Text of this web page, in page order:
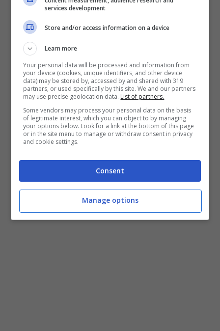
Autostrade per l’Italia,
pedaggi agevolati nei
primi anni
Autostrade italiane (Getty Images)
services development
Store and/or access information on a device
Learn more
Your personal data will be processed and information from
your device (cookies, unique identifiers, and other device
data) may be stored by, accessed by and shared with 319
partners, or used specifically by this site. We and our partners
may use precise geolocation data. List of partners.
Some vendors may process your personal data on the basis
of legitimate interest, which you can object to by managing
your options below. Look for a link at the bottom of this page
or in the site menu to manage or withdraw consent in privacy
and cookie settings.
Consent
Manage options